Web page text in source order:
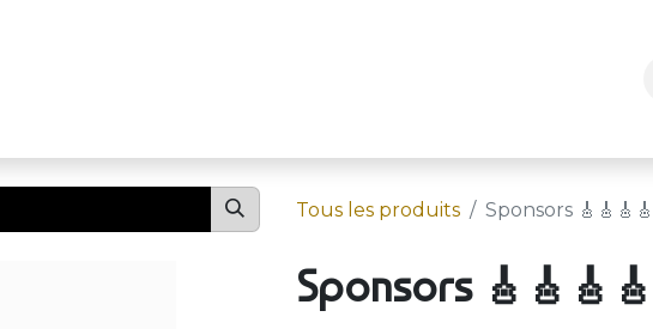
Tous les produits Sponsors 🎸🎸🎸🎸
Sponsors 🎸🎸🎸🎸